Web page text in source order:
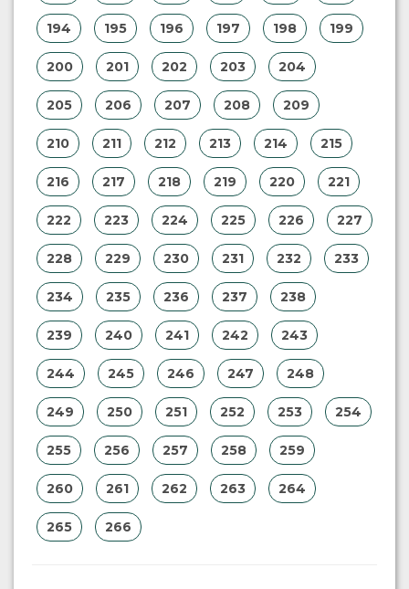
194 195 196 197 198 199
200 201 202 203 204
205 206 207 208 209
210 211 212 213 214 215
216 217 218 219 220 221
222 223 224 225 226 227
228 229 230 231 232 233
234 235 236 237 238
239 240 241 242 243
244 245 246 247 248
249 250 251 252 253 254
255 256 257 258 259
260 261 262 263 264
265 266